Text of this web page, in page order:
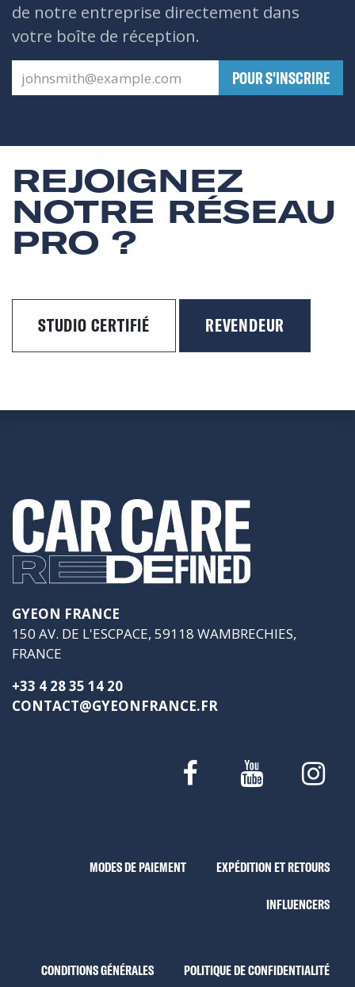
de notre entreprise directement dans
votre boîte de réception.
​POUR S'INSCRIRE
REJOIGNEZ
NOTRE RÉSEAU
PRO ?
STUDIO CERTIFIÉ REVENDEUR
GYEON FRANCE
150 AV. DE L'ESCPACE, 59118 WAMBRECHIES,
FRANCE
+33 4 28 35 14 20
CONTACT@GYEONFRANCE.FR
MODES DE PAIEMENT EXPÉDITION ET RETOURS
INFLUENCERS
CONDITIONS GÉNÉRALES POLITIQUE DE CONFIDENTIALITÉ